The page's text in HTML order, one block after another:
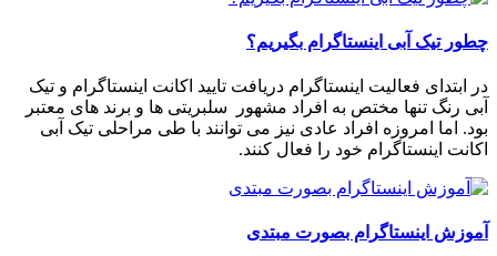
چطور تیک آبی اینستاگرام بگیریم؟
در ابتدای فعالیت اینستاگرام دریافت تایید اکانت اینستاگرام و تیک
آبی رنگ تنها مختص به افراد مشهور سلبریتی ها و برند های معتبر
بود. اما امروزه افراد عادی نیز می توانند با طی مراحلی تیک آبی
اکانت اینستاگرام خود را فعال کنند.
آموزش اینستاگرام بصورت مبتدی